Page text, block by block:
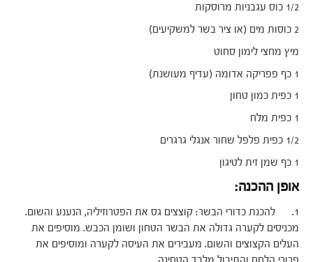
1/2 כוס עגבניות מרוסקות
2 כוסות מים (או ציר בשר למשקיעים)
מיץ מחצי לימון סחוט
1 כף פפריקה אדומה (עדיף מעושנת)
1 כפית כמון טחון
1 כפית מלח
1/2 כפית פלפל שחור אנגלי גרגרים
1 כף שמן זית לטיגון
אופן ההכנה:
1. להכנת כדורי הבשר: קוצצים גס את הפטרוזיליה, הנענע והשום.
מכניסים לקערה גדולה את הבשר הטחון ושומן הכבש. מוסיפים את
העלים הקצוצים והשום. מעבירים את העיסה לקערה ומוסיפים את